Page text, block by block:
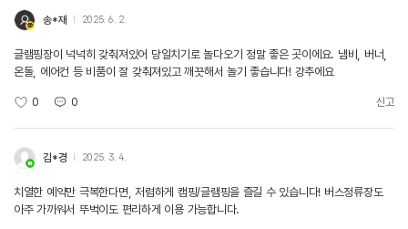
송*재 2025. 6. 2.
글램핑장이 넉넉히 갖춰져있어 당일치기로 놀다오기 정말 좋은 곳이에요. 냄비, 버너,
온돌, 에어컨 등 비품이 잘 갖춰져있고 깨끗해서 놀기 좋습니다! 강추에요
0 0 신고
김*경 2025. 3. 4.
치열한 예약만 극복한다면, 저렴하게 캠핑/글램핑을 즐길 수 있습니다! 버스정류장도
아주 가까워서 뚜벅이도 편리하게 이용 가능합니다.